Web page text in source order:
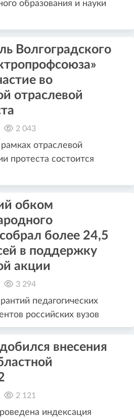
образования и науки
Волгоградского
во
отраслевой
2 043
отраслевой
протеста состоится
обком
более 24,5
в поддержку
акции
3 294
педагогических
российских вузов
внесения
2 121
индексация